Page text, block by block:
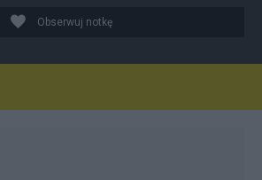
Obserwuj notkę